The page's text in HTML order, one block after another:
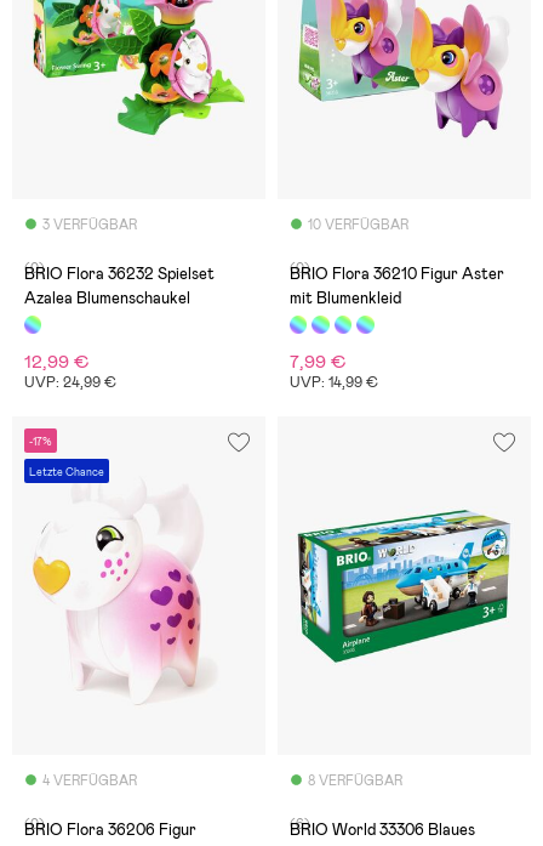
3 VERFÜGBAR
(0)
BRIO Flora 36232 Spielset
Azalea Blumenschaukel
12,99 €
UVP: 24,99 €
10 VERFÜGBAR
(0)
BRIO Flora 36210 Figur Aster
mit Blumenkleid
7,99 €
UVP: 14,99 €
-17%
Letzte Chance
4 VERFÜGBAR
(0)
BRIO Flora 36206 Figur
8 VERFÜGBAR
(6)
BRIO World 33306 Blaues